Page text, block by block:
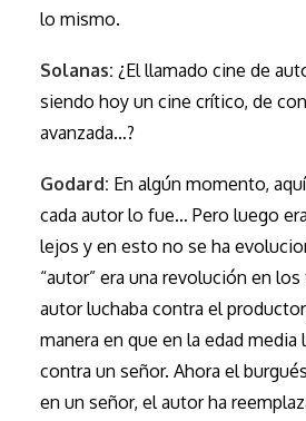
lo mismo.
Solanas: ¿El llamado cine de
siendo hoy un cine crítico, de
avanzada…?
Godard: En algún momento,
cada autor lo fue… Pero luego
lejos y en esto no se ha
“autor” era una revolución en
autor luchaba contra el
manera en que en la edad media
contra un señor. Ahora el
en un señor, el autor ha